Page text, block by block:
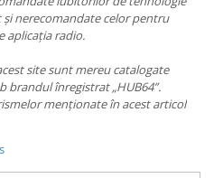
nerecomandate celor pentru
aplicația radio.
site sunt mereu catalogate
înregistrat „HUB64”.
menționate în acest articol